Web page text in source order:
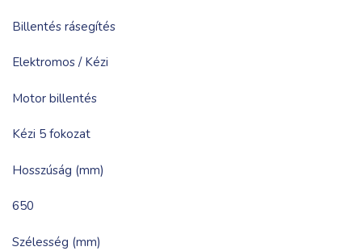
Billentés rásegítés
Elektromos / Kézi
Motor billentés
Kézi 5 fokozat
Hosszúság (mm)
650
Szélesség (mm)